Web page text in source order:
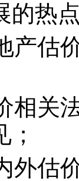
的热
产估
相关
外估